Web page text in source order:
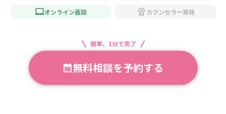
オンライン面談 カウンセラー資格
簡単、1分で完了
無料相談を予約する